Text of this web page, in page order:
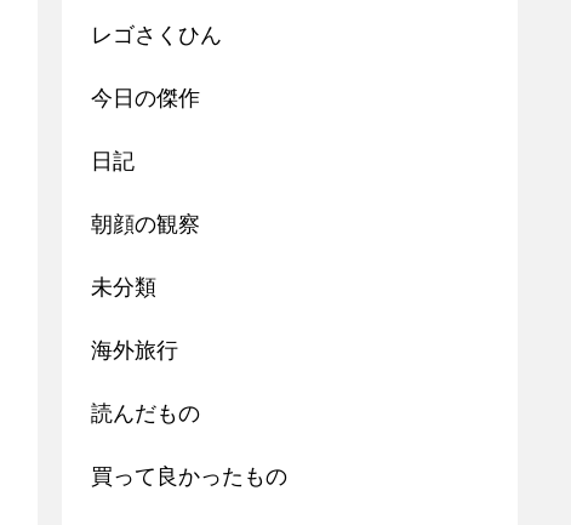
レゴさくひん
今日の傑作
日記
朝顔の観察
未分類
海外旅行
読んだもの
買って良かったもの